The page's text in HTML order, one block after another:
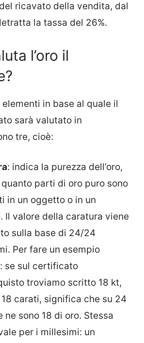
ricavato della vendita, dal
la tassa del 26%.
l’oro il
in base al quale il
sarà valutato in
tre, cioè:
: indica la purezza dell’oro,
parti di oro puro sono
in un oggetto o in un
Il valore della caratura viene
sulla base di 24/24
Per fare un esempio
se sul certificato
troviamo scritto 18 kt,
carati, significa che su 24
ne sono 18 di oro. Stessa
per i millesimi: un